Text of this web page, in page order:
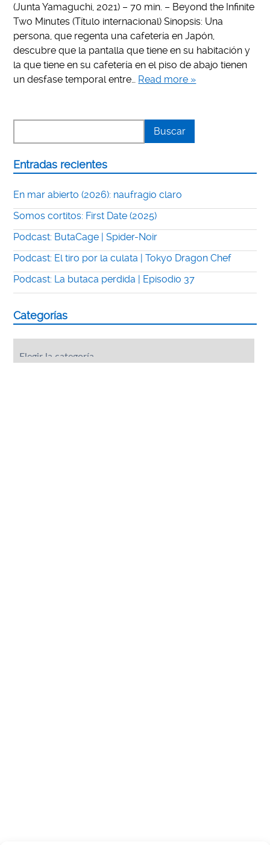
(Junta Yamaguchi, 2021) – 70 min. – Beyond the Infinite
Two Minutes (Título internacional) Sinopsis: Una
persona, que regenta una cafetería en Japón,
descubre que la pantalla que tiene en su habitación y
la que tiene en su cafetería en el piso de abajo tienen
un desfase temporal entre… Read more »
Entradas recientes
En mar abierto (2026): naufragio claro
Somos cortitos: First Date (2025)
Podcast: ButaCage | Spider-Noir
Podcast: El tiro por la culata | Tokyo Dragon Chef
Podcast: La butaca perdida | Episodio 37
Categorías